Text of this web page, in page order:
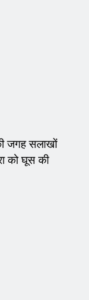
जगह सलाखों
को घूस की